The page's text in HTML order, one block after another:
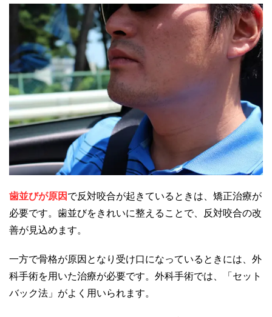
歯並びが原因 で反対咬合が起きているときは、矯正治療が
必要です。歯並びをきれいに整えることで、反対咬合の改
善が見込めます。
一方で骨格が原因となり受け口になっているときには、外
科手術を用いた治療が必要です。外科手術では、「セット
バック法」がよく用いられます。